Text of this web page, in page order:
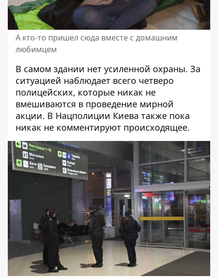
А кто-то пришел сюда вместе с домашним
любимцем
В самом здании нет усиленной охраны. За
ситуацией наблюдает всего четверо
полицейских, которые никак не
вмешиваются в проведение мирной
акции. В Нацполиции Киева также пока
никак не комментируют происходящее.